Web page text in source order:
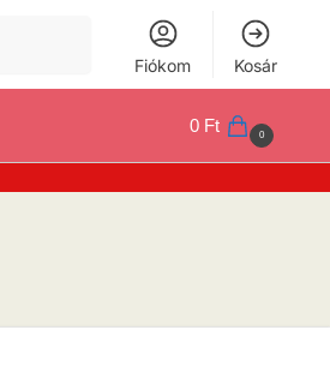
Fiókom Kosár
0 Ft 0